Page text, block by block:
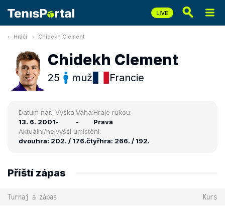
Hráči Chidekh Clement
Chidekh Clement
25 muž Francie
Datum nar.:
13. 6. 2001
Výška:
-
Váha:
-
Hraje rukou:
Pravá
Aktuální/nejvyšší umístění:
dvouhra: 202. / 176.čtyřhra: 266. / 192.
Příští zápas
Turnaj a zápas Kurs